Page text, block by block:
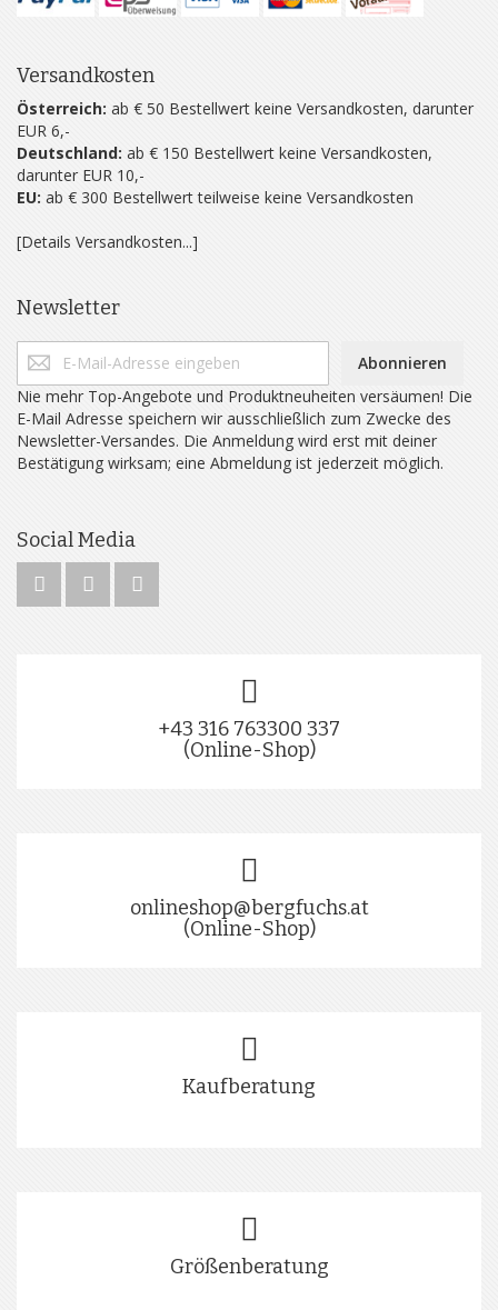
Versandkosten
Österreich: ab € 50 Bestellwert keine Versandkosten, darunter
EUR 6,-
Deutschland: ab € 150 Bestellwert keine Versandkosten,
darunter EUR 10,-
EU: ab € 300 Bestellwert teilweise keine Versandkosten
[Details Versandkosten...]
Newsletter
Abonnieren
Nie mehr Top-Angebote und Produktneuheiten versäumen! Die
E-Mail Adresse speichern wir ausschließlich zum Zwecke des
Newsletter-Versandes. Die Anmeldung wird erst mit deiner
Bestätigung wirksam; eine Abmeldung ist jederzeit möglich.
Social Media
+43 316 763300 337
(Online-Shop)
onlineshop@bergfuchs.at
(Online-Shop)
Kaufberatung
Größenberatung